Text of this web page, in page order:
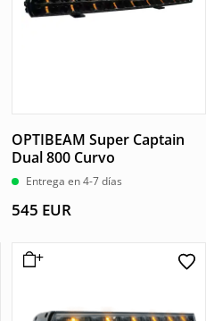
OPTIBEAM Super Captain
Dual 800 Curvo
Entrega en 4-7 días
545 EUR